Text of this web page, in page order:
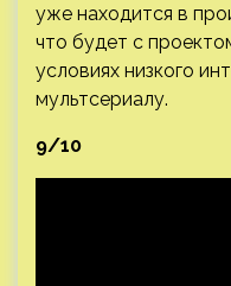
уже находится в
что будет с
условиях низкого
мультсериалу.
9/10